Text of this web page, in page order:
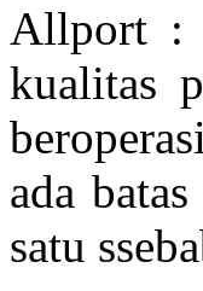
Allport :
kualitas
ada
satu